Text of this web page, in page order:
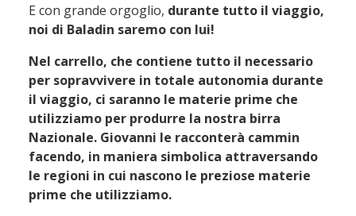
E con grande orgoglio, durante tutto il viaggio,
noi di Baladin saremo con lui!
Nel carrello, che contiene tutto il necessario
per sopravvivere in totale autonomia durante
il viaggio, ci saranno le materie prime che
utilizziamo per produrre la nostra birra
Nazionale. Giovanni le racconterà cammin
facendo, in maniera simbolica attraversando
le regioni in cui nascono le preziose materie
prime che utilizziamo.